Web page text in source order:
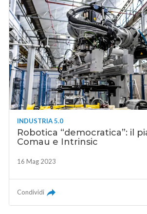
INDUSTRIA 5.0
Robotica “democratica”: il
Comau e Intrinsic
16 Mag 2023
Condividi